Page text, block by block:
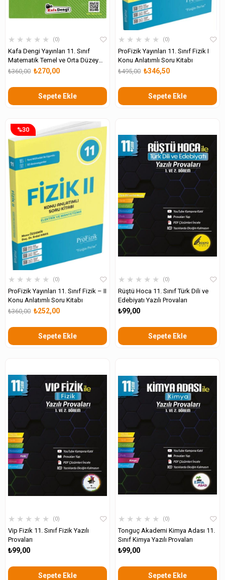
★ ★ ★ ★ ★ 0
Kafa Dengi Yayınları 11. Sınıf
Matematik Temel ve Orta Düzey
Soru Bankası₺270,00
₺360,00
Sepete Ekle
★ ★ ★ ★ ★ 0
ProFizik Yayınları 11. Sınıf Fizik I
Konu Anlatımlı Soru Kitabı
₺346,50
₺495,00
Sepete Ekle
★ ★ ★ ★ ★ 0
ProFizik Yayınları 11. Sınıf Fizik – II
Konu Anlatımlı Soru Kitabı
₺252,00
₺360,00
Sepete Ekle
%30
★ ★ ★ ★ ★ 0
Rüştü Hoca 11. Sınıf Türk Dili ve
Edebiyatı Yazılı Provaları
₺99,00
Sepete Ekle
★ ★ ★ ★ ★ 0
Vip Fizik 11. Sınıf Fizik Yazılı
Provaları
₺99,00
Sepete Ekle
★ ★ ★ ★ ★ 0
Tonguç Akademi Kimya Adası 11.
Sınıf Kimya Yazılı Provaları
₺99,00
Sepete Ekle